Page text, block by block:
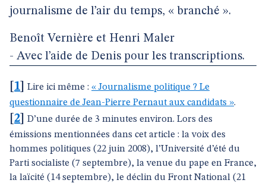
journalisme de l’air du temps, « branché ».
Benoît Vernière et Henri Maler
- Avec l’aide de Denis pour les transcriptions.
1 Lire ici même : « Journalisme politique ? Le
questionnaire de Jean-Pierre Pernaut aux candidats ».
2
D’une durée de 3 minutes environ. Lors des
émissions mentionnées dans cet article : la voix des
hommes politiques (22 juin 2008), l’Université d’été du
Parti socialiste (7 septembre), la venue du pape en France,
la laïcité (14 septembre), le déclin du Front National (21